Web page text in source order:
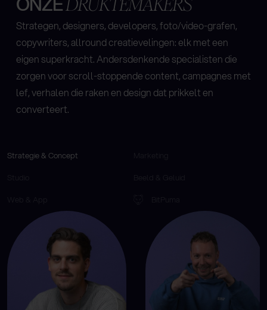
Strategen, designers, developers, foto/video-grafen,
copywriters, allround creatievelingen: elk met een
eigen superkracht. Andersdenkende specialisten die
zorgen voor scroll-stoppende content, campagnes met
lef, verhalen die raken en design dat prikkelt en
converteert.
Strategie & Concept